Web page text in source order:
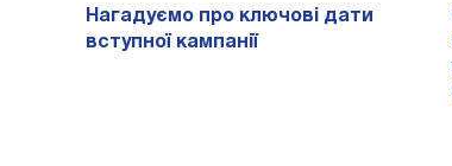
Нагадуємо про ключові дати
вступної кампанії